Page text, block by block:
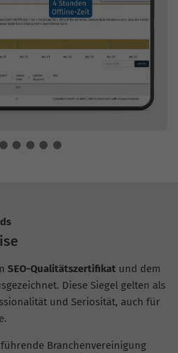
SEO-Qualitätszertifikat und dem
Diese Siegel gelten als
und Seriosität, auch für
Branchenvereinigung